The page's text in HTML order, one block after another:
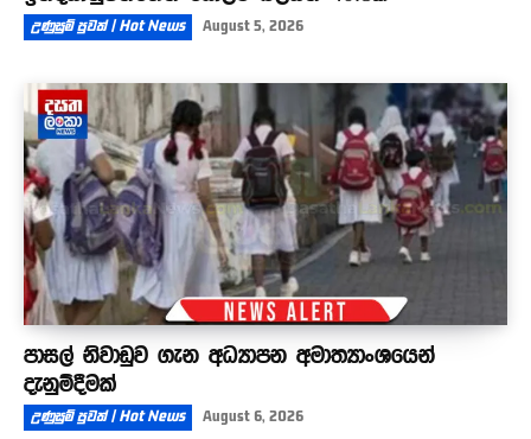
උණුසුම් පුවත් | Hot News August 5, 2026
පාසල් නිවාඩුව ගැන අධ්‍යාපන අමාත්‍යාංශයෙන්
දැනුම්දීමක්
උණුසුම් පුවත් | Hot News August 6, 2026